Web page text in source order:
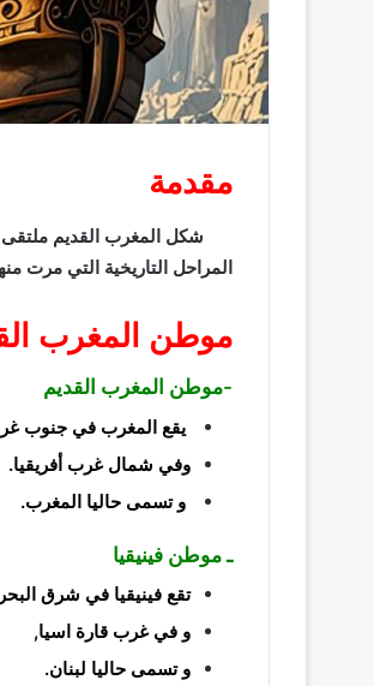
مقدمة
شكل المغرب القديم ملتقى
المراحل التاريخية التي مرت
موطن المغرب
-موطن المغرب القديم
يقع المغرب في جنوب
وفي شمال غرب أفريقيا.
و تسمى حاليا المغرب.
ـ موطن فينيقيا
تقع فينيقيا في شرق
و في غرب قارة اسيا,
و تسمى حاليا لبنان.